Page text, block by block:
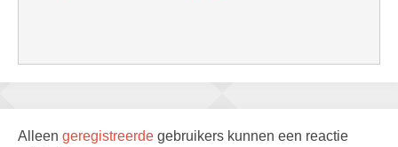
Alleen geregistreerde gebruikers kunnen een reactie